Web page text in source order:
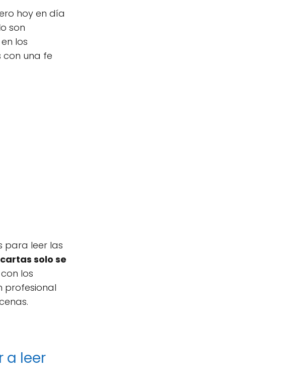
hoy en día
son
los
con una fe
para leer las
solo se
los
profesional
a leer